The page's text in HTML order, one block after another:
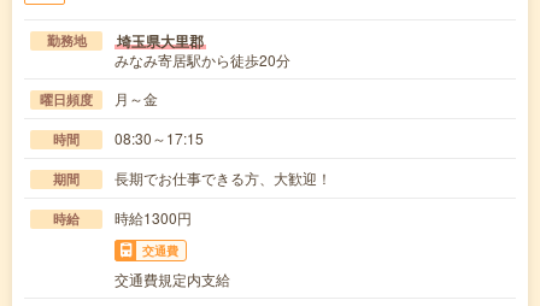
勤務地 埼玉県大里郡
みなみ寄居駅から徒歩20分
曜日頻度 月～金
時間 08:30～17:15
期間 長期でお仕事できる方、大歓迎！
時給 時給1300円
交通費
交通費規定内支給